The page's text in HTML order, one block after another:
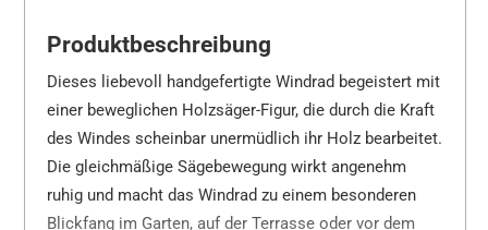
Produktbeschreibung
Dieses liebevoll handgefertigte Windrad begeistert mit
einer beweglichen Holzsäger-Figur, die durch die Kraft
des Windes scheinbar unermüdlich ihr Holz bearbeitet.
Die gleichmäßige Sägebewegung wirkt angenehm
ruhig und macht das Windrad zu einem besonderen
Blickfang im Garten, auf der Terrasse oder vor dem